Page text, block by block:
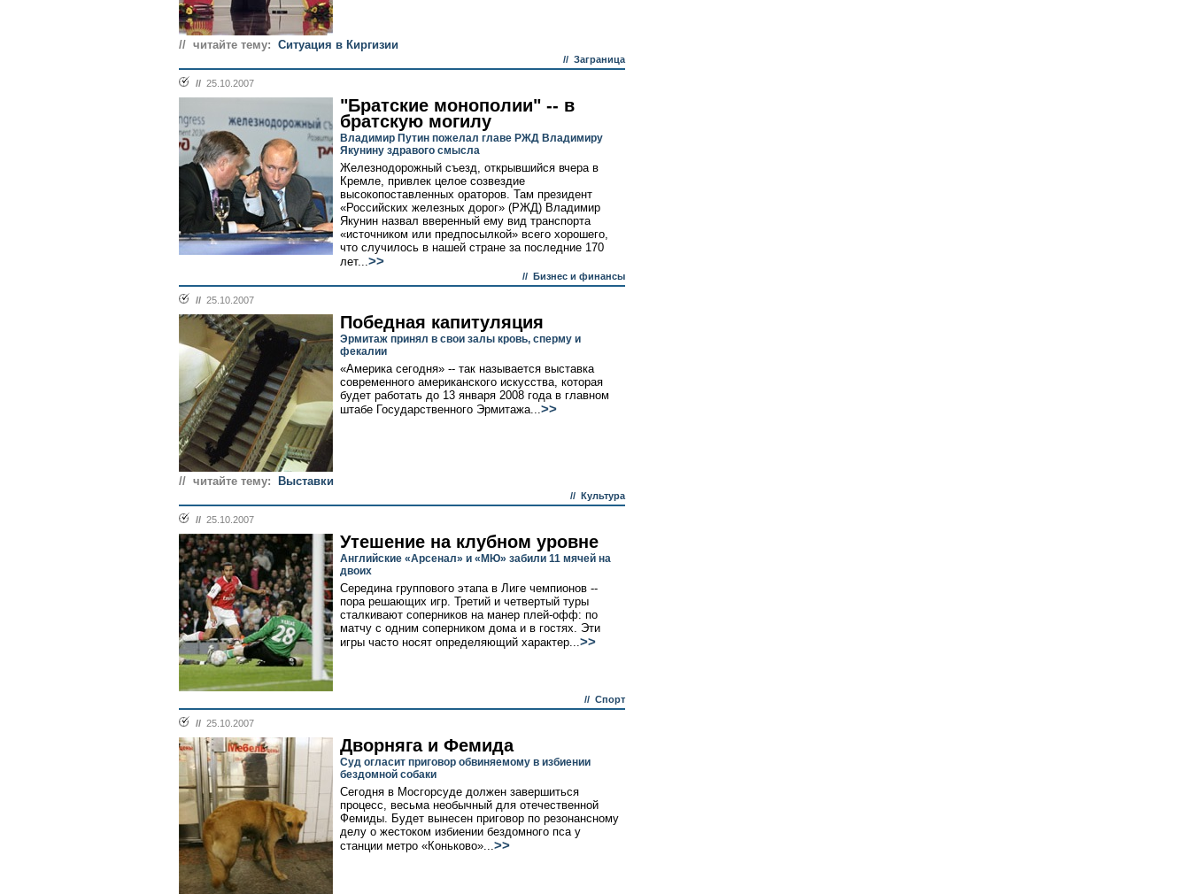
// читайте тему: Cитуация в Киргизии
// Заграница
// 25.10.2007
"Братские монополии" -- в
братскую могилу
Владимир Путин пожелал главе РЖД Владимиру
Якунину здравого смысла
Железнодорожный съезд, открывшийся вчера в
Кремле, привлек целое созвездие
высокопоставленных ораторов. Там президент
«Российских железных дорог» (РЖД) Владимир
Якунин назвал вверенный ему вид транспорта
«источником или предпосылкой» всего хорошего,
что случилось в нашей стране за последние 170
лет...>>
// Бизнес и финансы
// 25.10.2007
Победная капитуляция
Эрмитаж принял в свои залы кровь, сперму и
фекалии
«Америка сегодня» -- так называется выставка
современного американского искусства, которая
будет работать до 13 января 2008 года в главном
штабе Государственного Эрмитажа...>>
// читайте тему: Выставки
// Культура
// 25.10.2007
Утешение на клубном уровне
Английские «Арсенал» и «МЮ» забили 11 мячей на
двоих
Середина группового этапа в Лиге чемпионов --
пора решающих игр. Третий и четвертый туры
сталкивают соперников на манер плей-офф: по
матчу с одним соперником дома и в гостях. Эти
игры часто носят определяющий характер...>>
// Спорт
// 25.10.2007
Дворняга и Фемида
Суд огласит приговор обвиняемому в избиении
бездомной собаки
Сегодня в Мосгорсуде должен завершиться
процесс, весьма необычный для отечественной
Фемиды. Будет вынесен приговор по резонансному
делу о жестоком избиении бездомного пса у
станции метро «Коньково»...>>